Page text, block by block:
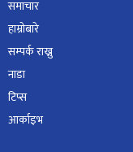
समाचार
हाम्रोबारे
सम्पर्क राख्नु
नाडा
टिप्स
आर्काइभ